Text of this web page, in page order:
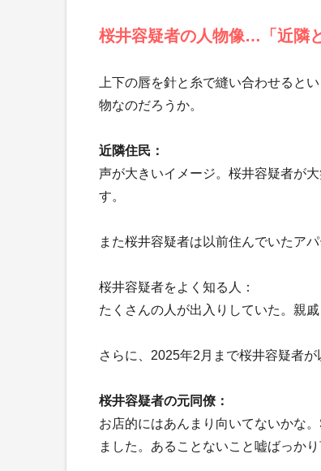
桜井容疑者の人物像…「近隣
上下の唇を針と糸で縫い合わせると
物なのだろうか。
近隣住民：
声が大きいイメージ。桜井容疑者が
す。
また桜井容疑者は以前住んでいたア
桜井容疑者をよく知る人：
たくさんの人が出入りしていた。親戚
さらに、2025年2月まで桜井容疑者
桜井容疑者の元同僚：
お店的にはあんまり向いてないかな
ました。あることないこと嘘ばっかり